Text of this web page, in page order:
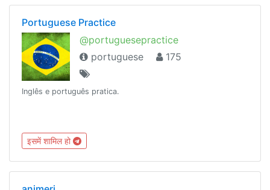
Portuguese Practice
@portuguesepractice
portuguese
175
Inglês e português pratica.
इसमें शामिल हो